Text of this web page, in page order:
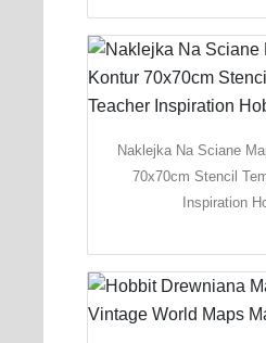
Naklejka Na Sciane
70x70cm Stencil
Inspiration